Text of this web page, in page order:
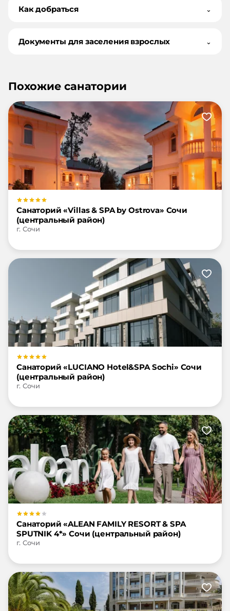
Как добраться ⌄
Документы для заселения взрослых ⌄
Похожие санатории
Санаторий «Villas & SPA by Ostrova» Сочи
(центральный район)
г. Сочи
Санаторий «LUCIANO Hotel&SPA Sochi» Сочи
(центральный район)
г. Сочи
Санаторий «ALEAN FAMILY RESORT & SPA
SPUTNIK 4*» Сочи (центральный район)
г. Сочи